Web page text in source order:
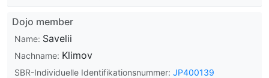
Dojo member
Name: Savelii
Nachname: Klimov
SBR-Individuelle Identifikationsnummer: JP400139